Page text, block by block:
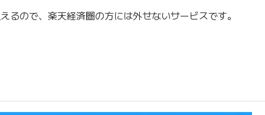
るので、楽天経済圏の方には外せないサービスです。